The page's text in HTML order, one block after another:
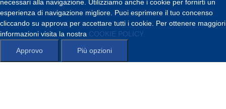
necessari alla navigazione. Utilizziamo anche i cookie per fornirti un
esperienza di navigazione migliore. Puoi esprimere il tuo concenso
cliccando su approva per accettare tutti i cookie. Per ottenere maggiori
informazioni visita la nostra COOKIE POLICY
Approvo Più opzioni